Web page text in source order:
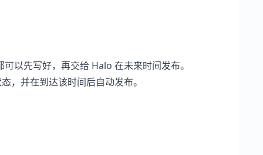
以先写好，再交给 Halo 在未来时间发布。
，并在到达该时间后自动发布。